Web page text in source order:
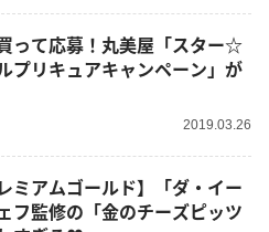
って応募！丸美屋「スター☆
プリキュアキャンペーン」が
2019.03.26
ミアムゴールド】「ダ・イー
フ監修の「金のチーズピッツ